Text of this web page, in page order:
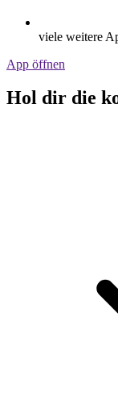
viele weitere
App öffnen
Hol dir die